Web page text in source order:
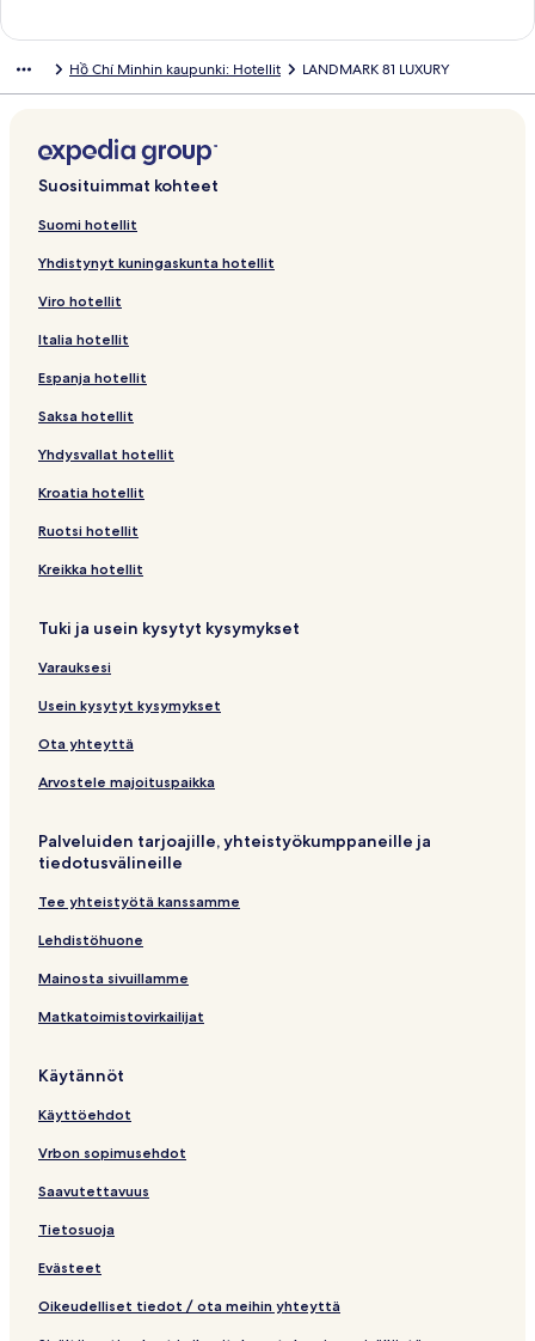
r
e
n
s
v
n
a
v
a
v
l
n
k
k
i
a
a
v
l
n
k
i
v
a
v
a
a
i
n
k
k
r
i
e
s
v
n
a
v
a
v
l
n
k
k
i
s
u
n
v
a
a
l
i
n
k
v
a
v
a
a
i
n
k
k
g
C
e
t
e
i
v
u
n
v
a
a
l
i
n
i
i
n
a
a
v
l
i
n
k
i
m
S
g
o
s
v
n
a
v
a
v
l
n
k
k
i
n
a
a
a
i
k
k
i
H
e
l
i
u
a
v
a
a
a
i
k
k
i
A
r
t
o
e
s
i
v
u
a
a
v
a
l
i
k
y
a
r
m
n
s
i
v
u
a
a
v
a
l
i
k
p
t
H
t
l
i
v
u
n
v
a
a
l
i
n
i
R
e
r
i
e
u
x
u
r
V
c
t
i
o
n
v
n
a
v
a
v
i
n
k
c
t
e
L
g
c
y
H
o
h
M
n
h
C
i
s
v
u
n
a
a
a
l
n
k
k
i
O
T
d
u
A
B
u
t
i
q
e
a
g
o
n
s
u
a
v
a
a
a
n
k
i
L
d
m
r
8
U
r
b
a
R
v
r
s
i
d
i
u
n
a
v
a
l
i
k
k
i
o
l
n
a
T
n
S
o
n
h
t
i
r
p
o
s
v
u
n
a
a
a
l
n
k
k
i
d
T
â
P
ú
i
v
u
n
v
a
a
l
i
n
i
n
a
r
a
g
n
H
o
t
l
i
u
n
a
v
v
l
i
n
k
i
n
n
g
o
e
H
o
C
h
M
n
C
i
t
y
w
t
o
w
n
汉
际
胡
明
市
中
心
店
i
v
u
n
v
a
a
l
i
T
R
e
e
i
S
a
i
g
n
i
u
n
a
v
v
l
i
n
k
i
n
e
N
b
e
w
a
n
S
i
o
s
i
v
u
v
a
v
a
l
n
i
e
h
e
w
o
S
u
i
t
s
i
u
n
a
v
v
l
i
n
k
i
Hồ Chí Minhin kaupunki: Hotellit LANDMARK 81 LUXURY
Suosituimmat kohteet
Suomi hotellit
Yhdistynyt kuningaskunta hotellit
Viro hotellit
Italia hotellit
Espanja hotellit
Saksa hotellit
Yhdysvallat hotellit
Kroatia hotellit
Ruotsi hotellit
Kreikka hotellit
Tuki ja usein kysytyt kysymykset
Varauksesi
Usein kysytyt kysymykset
Ota yhteyttä
Arvostele majoituspaikka
Palveluiden tarjoajille, yhteistyökumppaneille ja
tiedotusvälineille
Tee yhteistyötä kanssamme
Lehdistöhuone
Mainosta sivuillamme
Matkatoimistovirkailijat
Käytännöt
Käyttöehdot
Vrbon sopimusehdot
Saavutettavuus
Tietosuoja
Evästeet
Oikeudelliset tiedot / ota meihin yhteyttä